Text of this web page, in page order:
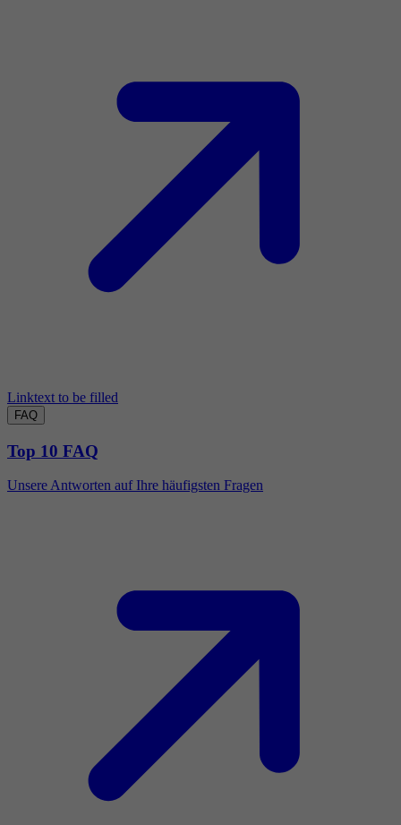
Linktext to be filled
FAQ
Top 10 FAQ
Unsere Antworten auf Ihre häufigsten Fragen